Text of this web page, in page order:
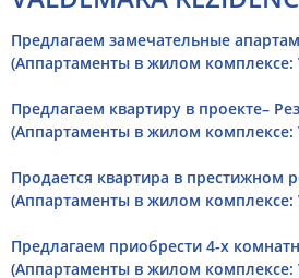
Предлагаем замечательные
(Аппартаменты в жилом комплексе:
Предлагаем квартиру в проекте–
(Аппартаменты в жилом комплексе:
Продается квартира в
(Аппартаменты в жилом комплексе:
Предлагаем приобрести 4-х
(Аппартаменты в жилом комплексе: